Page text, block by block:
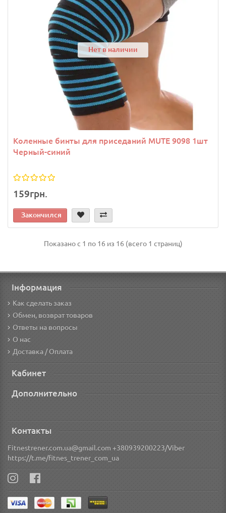
Нет в наличии
Коленные бинты для приседаний MUTE 9098 1шт
Черный-синий
159грн.
Закончился
Показано с 1 по 16 из 16 (всего 1 страниц)
Інформация
Как сделать заказ
Обмен, возврат товаров
Ответы на вопросы
О нас
Доставка / Оплата
Кабинет
Дополнительно
Контакты
Fitnestrener.com.ua@gmail.com +380939200223/Viber
https://t.me/fitnes_trener_com_ua